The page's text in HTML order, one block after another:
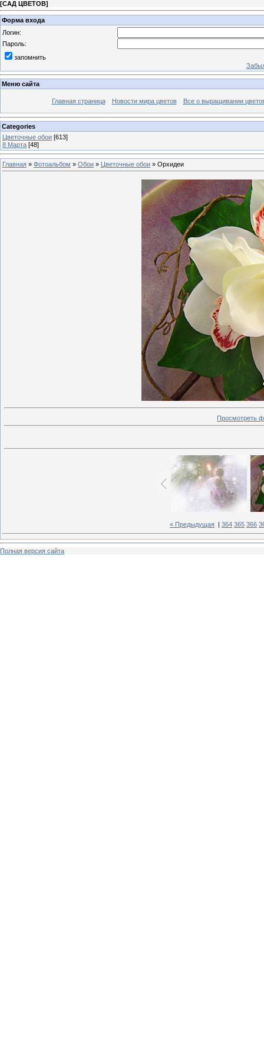
[САД ЦВЕТОВ]
Форма входа
Логин:
Пароль:
запомнить
Меню сайта
Главная страница Новости мира цветов Все о выращивании
Categories
Цветочные обои [613]
8 Марта [48]
Главная » Фотоальбом » Обои » Цветочные обои » Орхидеи
Просмотреть
« Предыдущая 364 365 366
Полная версия сайта